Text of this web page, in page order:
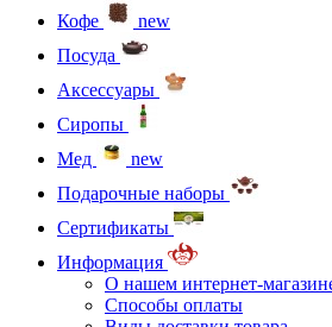
Кофе
new
Посуда
Аксессуары
Сиропы
Мед
new
Подарочные наборы
Сертификаты
Информация
О нашем интернет-
Способы оплаты